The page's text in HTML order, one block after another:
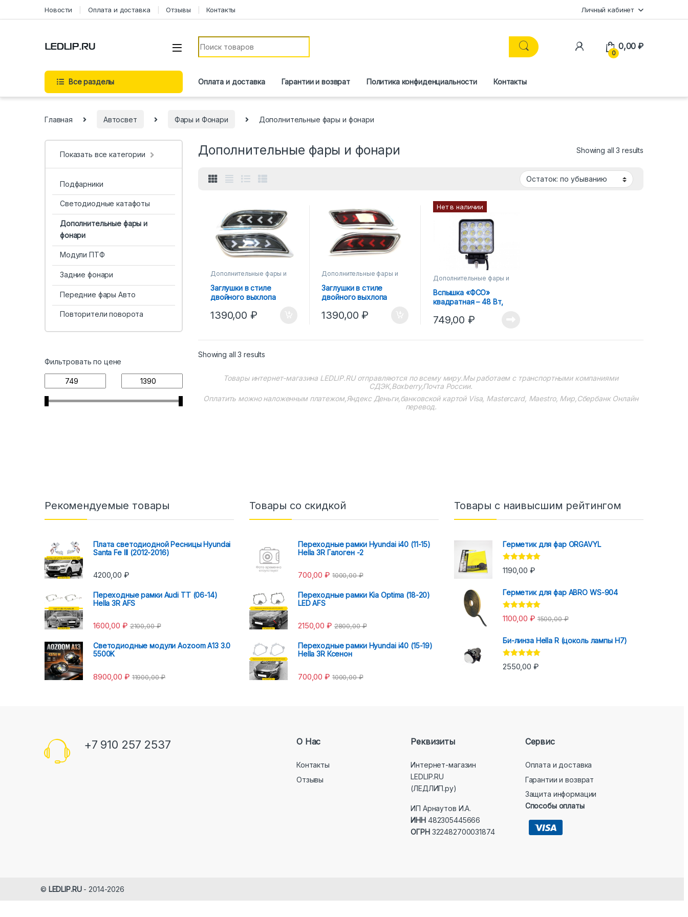
Новости Оплата и доставка Отзывы Контакты Личный кабинет
0
0,00₽
Все разделы Оплата и доставка Гарантии и возврат Политика конфиденциальности Контакты
Главная Автосвет Фары и Фонари Дополнительные фары и фонари
Дополнительные фары и фонари Showing all 3 results
Дополнительные фары и
Заглушки в стиле
двойного выхлопа
белые
1390,00 ₽
Дополнительные фары и
Заглушки в стиле
двойного выхлопа
красные
1390,00₽
Нет в наличии
Дополнительные фары и
Вспышка «ФСО»
квадратная – 48 Вт,
749,00₽
Showing all 3 results
Товары интернет-магазина LEDLIP.RUотправляются по всему миру.Мы работаем с транспортными компаниями
СДЭК,Boxberry,Почта России.
Оплатить можно наложенным платежом,Яндекс Деньги,банковской картой Visa, Mastercard, Maestro, Мир,Сбербанк Онлайн
перевод.
Показать все категории
Подфарники
Светодиодные катафоты
Дополнительные фары и
фонари
Модули ПТФ
Задние фонари
Передние фары Авто
Повторители поворота
Фильтровать по цене
Рекомендуемые товары
Плата светодиодной Ресницы Hyundai
Santa Fe III (2012-2016)
4200,00 ₽
Переходные рамки Audi TT (06-14)
Hella 3R AFS
1600,00 ₽ 2100,00₽
Светодиодные модули Aozoom A13 3.0
5500K
8900,00 ₽ 11900,00₽
Товары со скидкой
Переходные рамки Hyundai i40 (11-15)
Hella 3R Галоген -2
700,00₽ 1000,00₽
Переходные рамки Kia Optima (18-20)
LED AFS
2150,00 ₽ 2800,00₽
Переходные рамки Hyundai i40 (15-19)
Hella 3R Ксенон
700,00₽ 1000,00₽
Товары с наивысшим рейтингом
Герметик для фар ORGAVYL
Оценка 5.00
из 5
1190,00 ₽
Герметик для фар ABRO WS-904
Оценка 5.00
из 5
1100,00 ₽ 1500,00₽
Би-линза Hella R (цоколь лампы H7)
Оценка5.00
из 5
2550,00 ₽
+7 910 257 2537 О Нас
Контакты
Отзывы
Реквизиты
Интернет-магазин
LEDLIP.RU
(ЛЕДЛИП.ру)
ИП Арнаутов И.А.
ИНН482305445666
ОГРН322482700031874
Сервис
Оплата и доставка
Гарантии и возврат
Защита информации
Способы оплаты
© LEDLIP.RU- 2014-2026